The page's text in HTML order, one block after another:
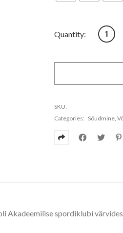
Quantity: TÜASK
SKU:
Categories: Sõudmine
Akadeemilise spordiklubi värvides